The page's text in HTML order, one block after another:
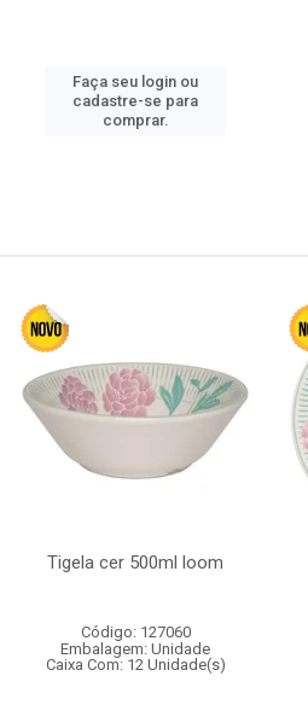
Faça seu login ou
cadastre-se para
comprar.
Tigela cer 500ml loom
Código: 127060
Embalagem: Unidade
Caixa Com: 12 Unidade(s)